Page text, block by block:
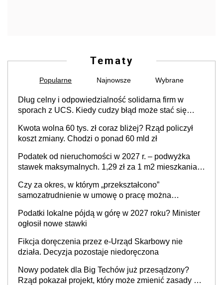
Tematy
Popularne Najnowsze Wybrane
Dług celny i odpowiedzialność solidarna firm w
sporach z UCS. Kiedy cudzy błąd może stać się
Kwota wolna 60 tys. zł coraz bliżej? Rząd policzył
koszt zmiany. Chodzi o ponad 60 mld zł
Podatek od nieruchomości w 2027 r. – podwyżka
stawek maksymalnych. 1,29 zł za 1 m2 mieszkania,
prowadzeniem działalności gospodarczej
Czy za okres, w którym „przekształcono”
samozatrudnienie w umowę o pracę można
cywilnoprawnej jedynym racjonalnym wyjściem
Podatki lokalne pójdą w górę w 2027 roku? Minister
ogłosił nowe stawki
Fikcja doręczenia przez e-Urząd Skarbowy nie
działa. Decyzja pozostaje niedoręczona
Nowy podatek dla Big Techów już przesądzony?
Rząd pokazał projekt, który może zmienić zasady gry